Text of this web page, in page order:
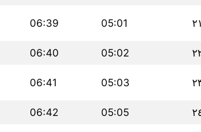
٢١ 05:01
06:39
05:02
06:40
05:03
06:41
05:05
06:42